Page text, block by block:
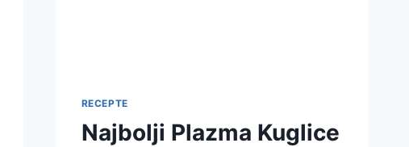
RECEPTE
Najbolji Plazma Kuglice